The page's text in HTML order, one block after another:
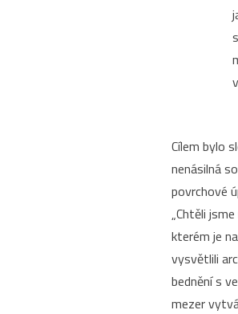
Cílem bylo
nenásilná
povrchové
„Chtěli
kterém je
vysvětlili
bednění s
mezer